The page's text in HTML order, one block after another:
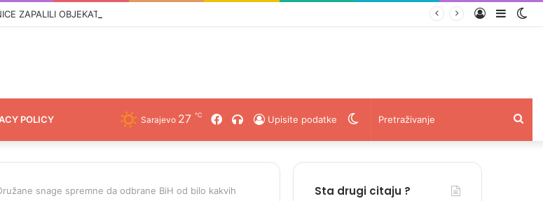
ZAPALILI OBJEKAT: Alić progovorio o sporu koji traje godinama (VIDEO) Prijava
POLICY Switch
skin
Upisite podatke
Radio
Uživo
Facebook
Sarajevo 27 ℃
snage spremne da odbrane BiH od bilo kakvih
Sta drugi citaju ?